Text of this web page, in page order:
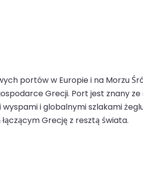
portów w Europie i na Morzu
Grecji. Port jest znany
i globalnymi szlakami
Grecję z resztą świata.